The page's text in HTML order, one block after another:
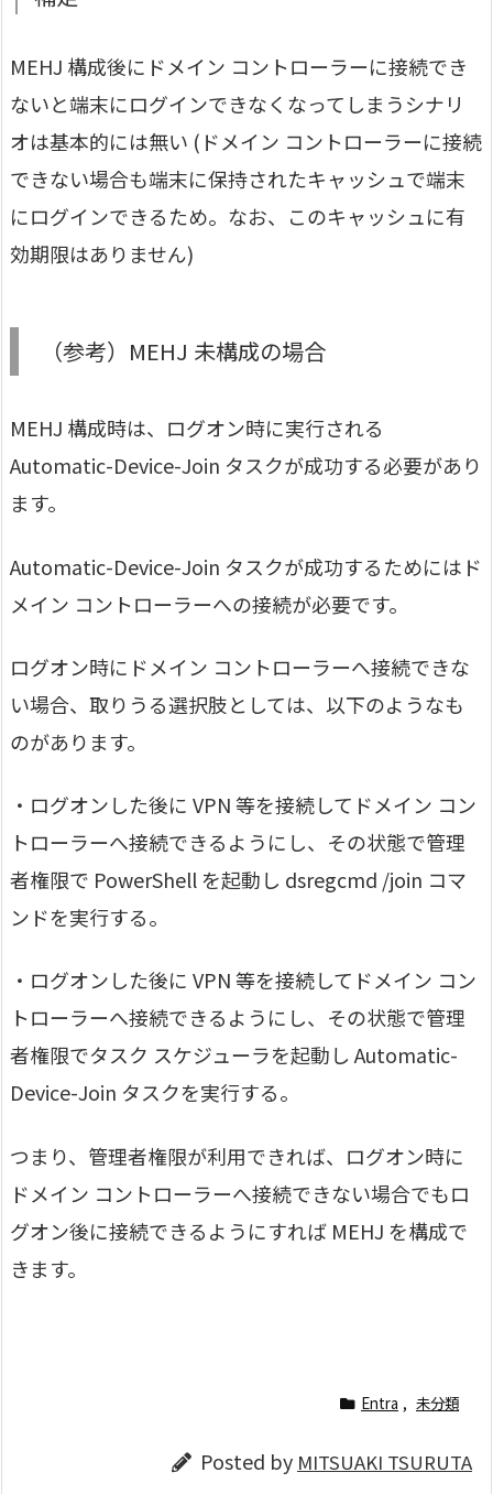
MEHJ 構成後にドメイン コントローラーに接続でき
ないと端末にログインできなくなってしまうシナリ
オは基本的には無い (ドメイン コントローラーに接続
できない場合も端末に保持されたキャッシュで端末
にログインできるため。なお、このキャッシュに有
効期限はありません)
（参考）MEHJ 未構成の場合
MEHJ 構成時は、ログオン時に実行される
Automatic-Device-Join タスクが成功する必要があり
ます。
Automatic-Device-Join タスクが成功するためにはド
メイン コントローラーへの接続が必要です。
ログオン時にドメイン コントローラーへ接続できな
い場合、取りうる選択肢としては、以下のようなも
のがあります。
・ログオンした後に VPN 等を接続してドメイン コン
トローラーへ接続できるようにし、その状態で管理
者権限で PowerShell を起動し dsregcmd /join コマ
ンドを実行する。
・ログオンした後に VPN 等を接続してドメイン コン
トローラーへ接続できるようにし、その状態で管理
者権限でタスク スケジューラを起動し Automatic-
Device-Join タスクを実行する。
つまり、管理者権限が利用できれば、ログオン時に
ドメイン コントローラーへ接続できない場合でもロ
グオン後に接続できるようにすれば MEHJ を構成で
きます。
Entra , 未分類
Posted by MITSUAKI TSURUTA